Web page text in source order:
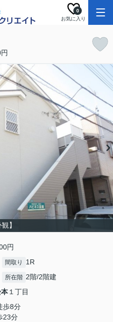
お気に入り
0
観】
円
間取り 1R
所在階 2階/2階建
１丁目
歩8分
23分